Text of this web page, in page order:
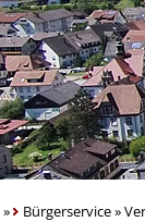
» Bürgerservice»